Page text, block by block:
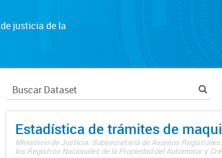
justicia de la
Estadística de trámites de
Ministerio de Justicia. Subsecretaría de Asuntos
los Registros Nacionales de la Propiedad del Automotor y